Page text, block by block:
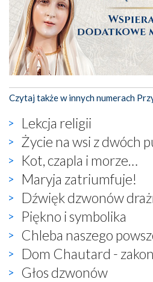
Czytaj także w innych numerach
Lekcja religii
Życie na wsi z dwóch
Kot, czapla i morze…
Maryja zatriumfuje!
Dźwięk dzwonów
Piękno i symbolika
Chleba naszego
Dom Chautard -
Głos dzwonów